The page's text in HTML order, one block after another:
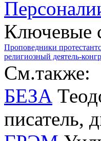
Ключевые
Проповедники
религиозный деятель-
См.также:
БЕЗА
писатель,